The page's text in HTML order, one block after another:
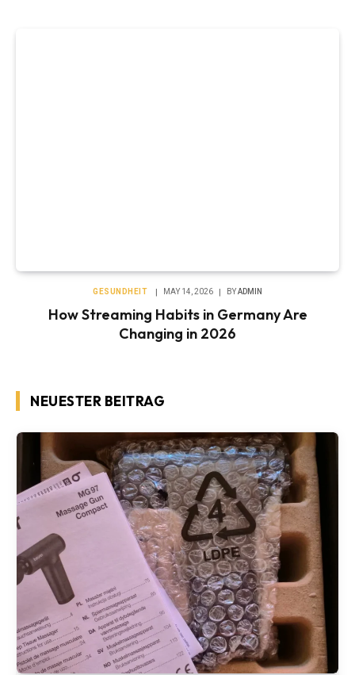
GESUNDHEIT MAY 14, 2026 BYADMIN
How Streaming Habits in Germany Are
Changing in 2026
NEUESTER BEITRAG